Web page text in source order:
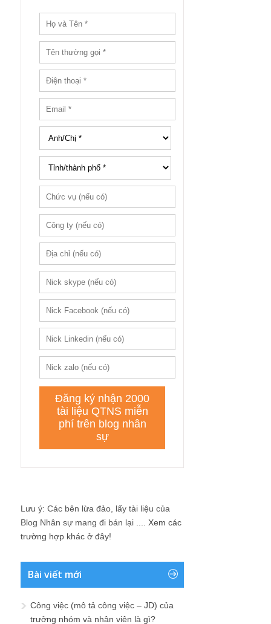
Lưu ý: Các bên lừa đảo, lấy tài liệu của
Blog Nhân sự mang đi bán lại .... Xem các
trường hợp khác ở đây!
Bài viết mới
Công việc (mô tả công việc – JD) của
trưởng nhóm và nhân viên là gì?